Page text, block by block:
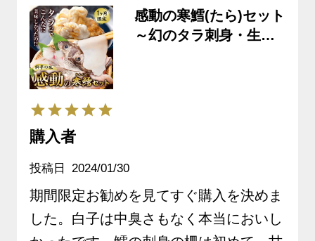
感動の寒鱈(たら)セット
～幻のタラ刺身・生白
購入者
投稿日 2024/01/30
期間限定お勧めを見てすぐ購入を決めま
した。白子は中臭さもなく本当においし